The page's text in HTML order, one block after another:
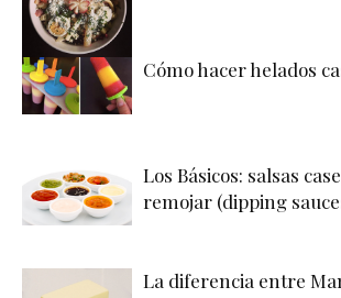
Cómo hacer helados
Los Básicos: salsas
remojar (dipping
La diferencia entre